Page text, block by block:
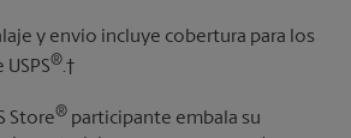
y envío incluye cobertura para los
USPS®.†
Store® participante embala su